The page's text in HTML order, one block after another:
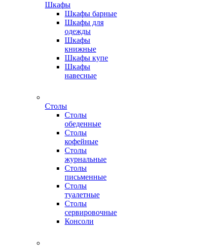
Шкафы
Шкафы барные
Шкафы для
одежды
Шкафы
книжные
Шкафы купе
Шкафы
навесные
Столы
Столы
обеденные
Столы
кофейные
Столы
журнальные
Столы
письменные
Столы
туалетные
Столы
сервировочные
Консоли